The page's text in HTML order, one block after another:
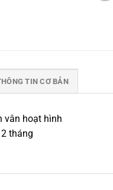
TIN CƠ BẢN
vân hoạt hình
tháng